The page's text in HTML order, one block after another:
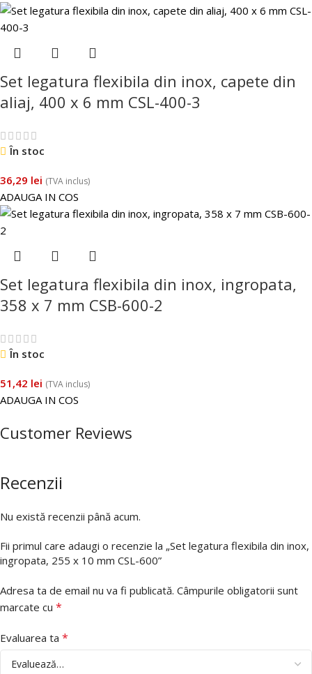
Set legatura flexibila din inox, capete din
aliaj, 400 x 6 mm CSL-400-3
În stoc
36,29 lei (TVA inclus)
ADAUGA IN COS
Set legatura flexibila din inox, ingropata,
358 x 7 mm CSB-600-2
În stoc
51,42 lei (TVA inclus)
ADAUGA IN COS
Customer Reviews
Recenzii
Nu există recenzii până acum.
Fii primul care adaugi o recenzie la „Set legatura flexibila din inox,
ingropata, 255 x 10 mm CSL-600”
Adresa ta de email nu va fi publicată. Câmpurile obligatorii sunt
marcate cu *
Evaluarea ta *